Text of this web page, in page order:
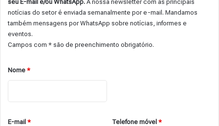
seu E-mail e/ou WhatsApp. A nossa newsletter com as principais
notícias do setor é enviada semanalmente por e-mail. Mandamos
também mensagens por WhatsApp sobre notícias, informes e
eventos.
Campos com * são de preenchimento obrigatório.
Nome *
E-mail * Telefone móvel*